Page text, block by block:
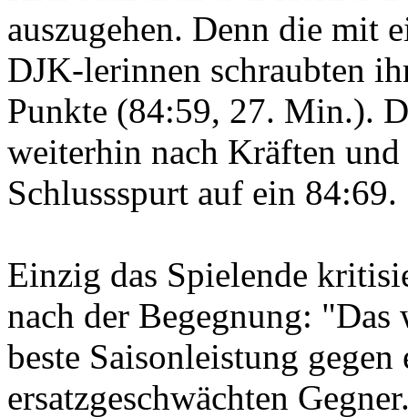
auszugehen. Denn die mit
DJK-lerinnen schraubten
Punkte (84:59, 27. Min.).
weiterhin nach Kräften
Schlussspurt auf ein 84:69.
Einzig das Spielende
nach der Begegnung:
beste Saisonleistung
ersatzgeschwächten